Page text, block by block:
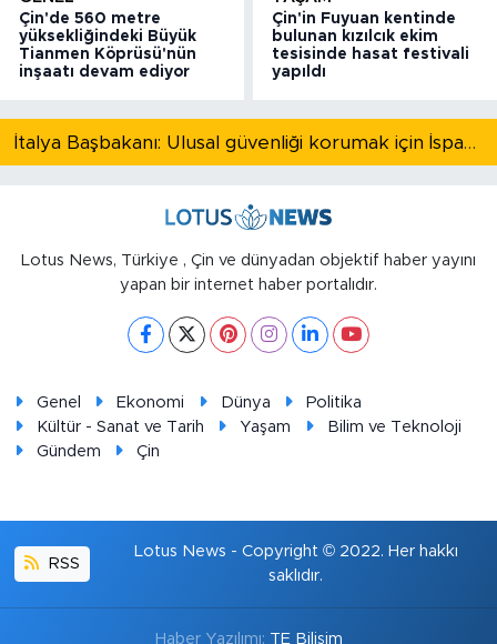
Çin'de 560 metre
yüksekliğindeki Büyük
Tianmen Köprüsü'nün
inşaatı devam ediyor
Çin'in Fuyuan kentinde
bulunan kızılcık ekim
tesisinde hasat festivali
yapıldı
İtalya Başbakanı: Ulusal güvenliği korumak için İspanya ile Schengen kapsamındaki serbest dolaşımı askıya alıyoruz
Lotus News, Türkiye , Çin ve dünyadan objektif haber yayını
yapan bir internet haber portalıdır.
Genel Ekonomi Dünya
Politika
Kültür - Sanat ve Tarih
Yaşam
Bilim ve Teknoloji
Gündem
Çin
RSS
Lotus News - Copyright © 2022. Her hakkı
saklıdır.
Haber Yazılımı: TE Bilişim